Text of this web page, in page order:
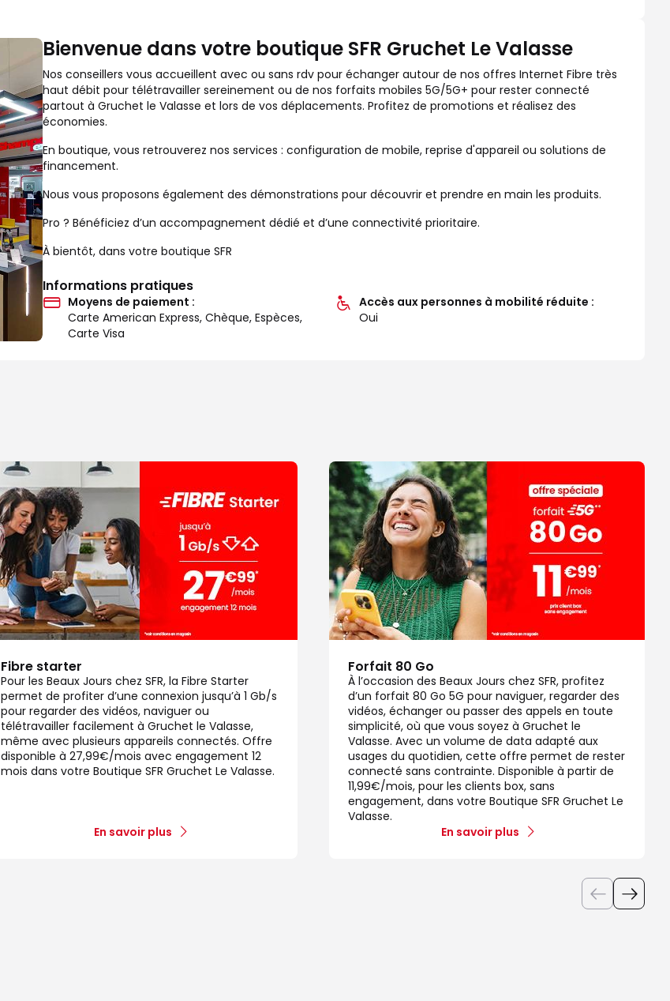
Bienvenue dans votre boutique SFR Gruchet Le Valasse
Nos conseillers vous accueillent avec ou sans rdv pour échanger autour de nos offres Internet Fibre très
haut débit pour télétravailler sereinement ou de nos forfaits mobiles 5G/5G+ pour rester connecté
partout à Gruchet le Valasse et lors de vos déplacements. Profitez de promotions et réalisez des
économies.
En boutique, vous retrouverez nos services : configuration de mobile, reprise d'appareil ou solutions de
financement.
Nous vous proposons également des démonstrations pour découvrir et prendre en main les produits.
Pro ? Bénéficiez d’un accompagnement dédié et d’une connectivité prioritaire.
À bientôt, dans votre boutique SFR
Informations pratiques
Moyens de paiement :
Carte American Express, Chèque, Espèces,
Carte Visa
Accès aux personnes à mobilité réduite :
Oui
Fibre starter
Pour les Beaux Jours chez SFR, la Fibre Starter
permet de profiter d’une connexion jusqu’à 1 Gb/s
pour regarder des vidéos, naviguer ou
télétravailler facilement à Gruchet le Valasse,
même avec plusieurs appareils connectés. Offre
disponible à 27,99€/mois avec engagement 12
mois dans votre Boutique SFR Gruchet Le Valasse.
En savoir plus
Forfait 80 Go
À l’occasion des Beaux Jours chez SFR, profitez
d’un forfait 80 Go 5G pour naviguer, regarder des
vidéos, échanger ou passer des appels en toute
simplicité, où que vous soyez à Gruchet le
Valasse. Avec un volume de data adapté aux
usages du quotidien, cette offre permet de rester
connecté sans contrainte. Disponible à partir de
11,99€/mois, pour les clients box, sans
engagement, dans votre Boutique SFR Gruchet Le
Valasse.
En savoir plus